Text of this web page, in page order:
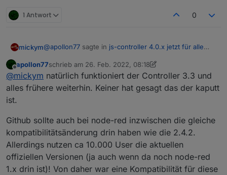
1 Antwort 0
mickym@apollon77 sagte in js-controller 4.0.x jetzt für alle
Node-Red muss auf Verson 2.4.2 aktualisiert
sein, da der Adapter sonst nicht funktioniert
Ich werde auf diese Version nicht aktualisieren, da ich
allen die aktuelle Version von Node Red der Version
2.x enthält.
wahrscheinlich noch die NodeRed Version 1.x enthält
eher unglücklich und auch nicht zeitlich abgestimmt.
Hätte man mit dem JS in Stable nicht noch warten
können, bis @jwiesel seine Version mit der neuesten
NR Version kompatibel gemacht hätte, anstelle die alte
NR Adapter Version vom August 2021 zu aktualisieren?
Ich habe den admin heute aktualisiert - werde aber
das System bzw. JS 4.x erst installieren, wenn eine
aktuelle NR Version und die Kompatibilität zum JS 4.x
herstellt.
so schnell die Adapter in stable überführt ohne diese
Abhängigkeiten besser zu koordinieren.
Ich hoffe jedenfalls, dass man mit JS 3.3 solange
Offline
apollon77schrieb am 26. Feb. 2022, 08:18
zuletzt editiert von apollon77
@mickym natürlich funktioniert der Controller 3.3 und
alles frühere weiterhin. Keiner hat gesagt das der kaputt
ist.
Github sollte auch bei node-red inzwischen die gleiche
kompatibilitätsänderung drin haben wie die 2.4.2.
Allerdings nutzen ca 10.000 User die aktuellen
offiziellen Versionen (ja auch wenn da noch node-red
1.x drin ist)! Von daher war eine Kompatibilität für diese